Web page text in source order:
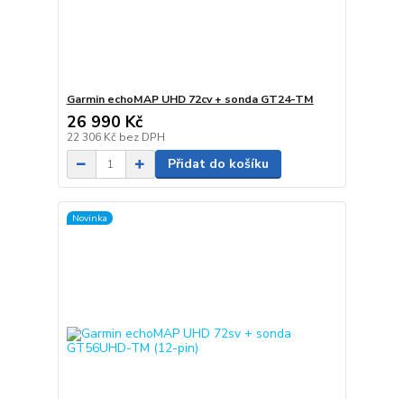
Garmin echoMAP UHD 72cv + sonda GT24-TM
26 990 Kč
22 306 Kč bez DPH
Přidat do košíku
Novinka